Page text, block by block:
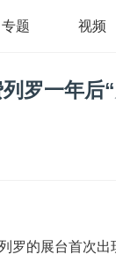
专题 视频
罗一年后
的展台首次出